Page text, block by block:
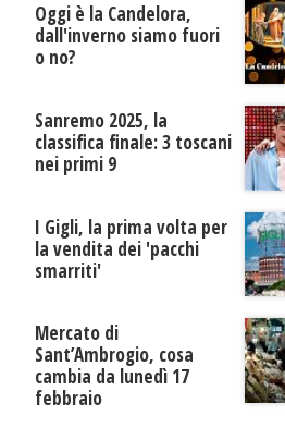
Oggi è la Candelora,
dall'inverno siamo fuori
o no?
Sanremo 2025, la
classifica finale: 3 toscani
nei primi 9
I Gigli, la prima volta per
la vendita dei 'pacchi
smarriti'
Mercato di
Sant’Ambrogio, cosa
cambia da lunedì 17
febbraio